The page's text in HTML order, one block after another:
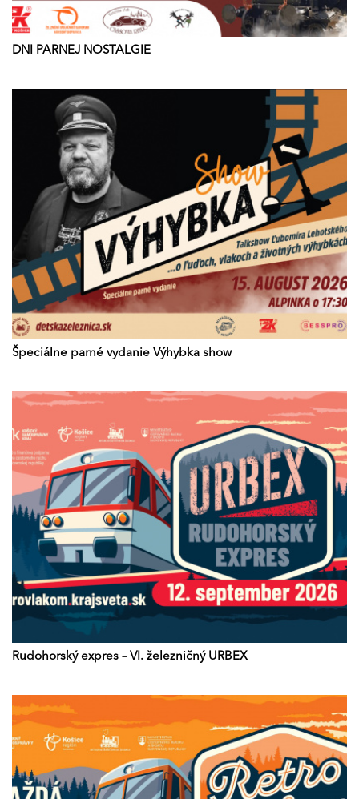
DNI PARNEJ NOSTALGIE
Špeciálne parné vydanie Výhybka show
Rudohorský expres – VI. železničný URBEX